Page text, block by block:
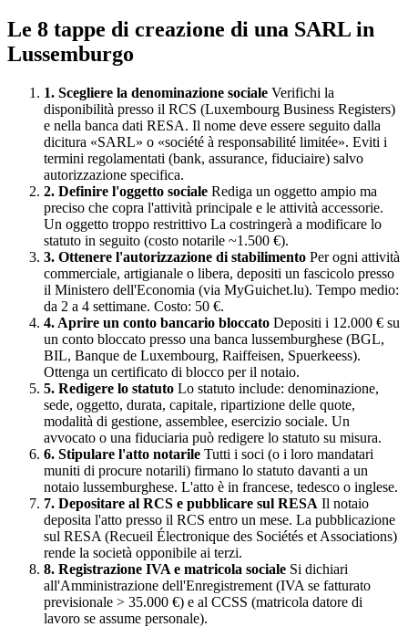
Le 8 tappe di creazione di una SARL in
Lussemburgo
1. Scegliere la denominazione sociale Verifichi la
disponibilità presso il RCS (Luxembourg Business Registers)
e nella banca dati RESA. Il nome deve essere seguito dalla
dicitura «SARL» o «société à responsabilité limitée». Eviti i
termini regolamentati (bank, assurance, fiduciaire) salvo
autorizzazione specifica.
2. Definire l'oggetto sociale Rediga un oggetto ampio ma
preciso che copra l'attività principale e le attività accessorie.
Un oggetto troppo restrittivo La costringerà a modificare lo
statuto in seguito (costo notarile ~1.500 €).
3. Ottenere l'autorizzazione di stabilimento Per ogni attività
commerciale, artigianale o libera, depositi un fascicolo presso
il Ministero dell'Economia (via MyGuichet.lu). Tempo medio:
da 2 a 4 settimane. Costo: 50 €.
4. Aprire un conto bancario bloccato Depositi i 12.000 € su
un conto bloccato presso una banca lussemburghese (BGL,
BIL, Banque de Luxembourg, Raiffeisen, Spuerkeess).
Ottenga un certificato di blocco per il notaio.
5. Redigere lo statuto Lo statuto include: denominazione,
sede, oggetto, durata, capitale, ripartizione delle quote,
modalità di gestione, assemblee, esercizio sociale. Un
avvocato o una fiduciaria può redigere lo statuto su misura.
6. Stipulare l'atto notarile Tutti i soci (o i loro mandatari
muniti di procure notarili) firmano lo statuto davanti a un
notaio lussemburghese. L'atto è in francese, tedesco o inglese.
7. Depositare al RCS e pubblicare sul RESA Il notaio
deposita l'atto presso il RCS entro un mese. La pubblicazione
sul RESA (Recueil Électronique des Sociétés et Associations)
rende la società opponibile ai terzi.
8. Registrazione IVA e matricola sociale Si dichiari
all'Amministrazione dell'Enregistrement (IVA se fatturato
previsionale > 35.000 €) e al CCSS (matricola datore di
lavoro se assume personale).